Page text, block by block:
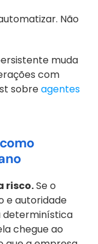
Não
muda
com
sobre agentes
risco. Se o
e autoridade
determinística
chegue ao